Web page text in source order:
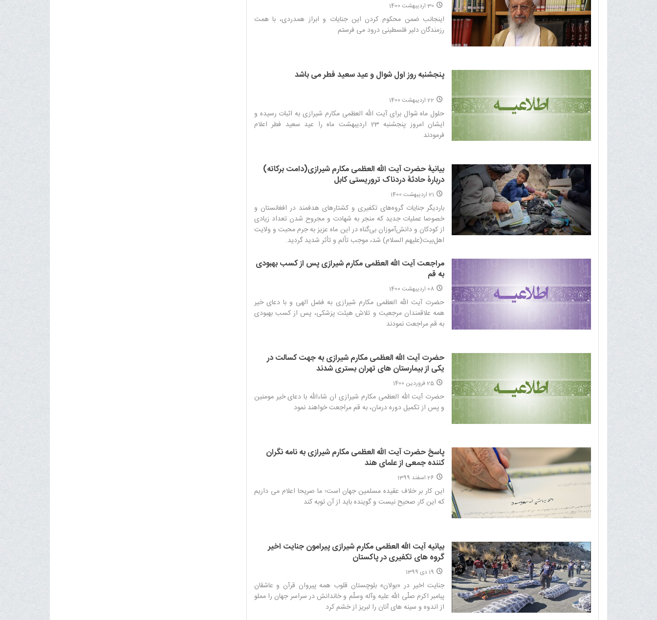
30 اردیبهشت 1400
اینجانب ضمن محکوم کردن این جنایات و ابراز همدردی، با همت
رزمندگان دلیر فلسطینی درود می فرستم‌
پنجشنبه روز اول شوال و عید سعید فطر می باشد
22 اردیبهشت 1400
حلول ماه شوال برای آیت الله العظمی مکارم شیرازی به اثبات رسیده و
ایشان امروز پنجشنبه 23 اردیبهشت ماه را عید سعید فطر اعلام
فرمودند‌
بیانیۀ حضرت آیت الله العظمی مکارم شیرازی(دامت برکاته)
دربارۀ حادثۀ دردناک تروریستی کابل
21 اردیبهشت 1400
باردیگر جنایات گروه‌های تکفیری و کشتارهای هدفمند در افغانستان و
خصوصا عملیات جدید که منجر به شهادت و مجروح شدن تعداد زیادی
از کودکان و دانش‌آموزان بی‌گناه در این ماه عزیز به جرم محبت و ولایت
اهل‌بیت(علیهم السلام) شد، موجب تألم و تأثر شدید گردید.‌
مراجعت آیت الله العظمی مکارم شیرازی پس از کسب بهبودی
به قم
08 اردیبهشت 1400
حضرت آیت الله العظمی مکارم شیرازی به فضل الهی و با دعای خیر
همه علاقمندان مرجعیت و تلاش هیئت پزشکی، پس از کسب بهبودی
به قم مراجعت نمودند‌
حضرت آیت الله العظمی مکارم شیرازی به جهت کسالت در
یکی از بیمارستان های تهران بستری شدند
25 فروردین 1400
حضرت آیت الله العظمی مکارم شیرازی ان شاءالله با دعای خیر مومنین
و پس از تکمیل دوره درمان، به قم مراجعت خواهند نمود ‌
پاسخ حضرت آیت الله العظمی مکارم شیرازی به نامه نگران
کننده جمعی از علمای هند
26 اسفند 1399
این کار بر خلاف عقیده مسلمین جهان است؛ ما صریحا اعلام می داریم
که این کار صحیح نیست و گوینده باید از آن توبه کند‌
بیانیه آیت الله العظمی مکارم شیرازی پیرامون جنایت اخیر
گروه های تکفیری در پاکستان
19 دی 1399
جنایت اخیر در «بولان» بلوچستان قلوب همه پیروان قرآن و عاشقان
پبامبر اکرم صلّی الله علیه وآله وسلّم و خاندانش در سراسر جهان را مملو
از اندوه و سینه های آنان را لبریز از خشم کرد‌